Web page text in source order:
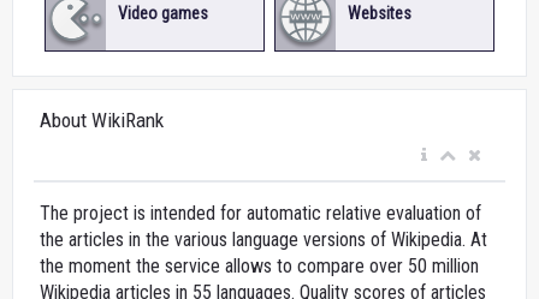
Video games Websites
About WikiRank
The project is intended for automatic relative evaluation of
the articles in the various language versions of Wikipedia. At
the moment the service allows to compare over 50 million
Wikipedia articles in 55 languages. Quality scores of articles